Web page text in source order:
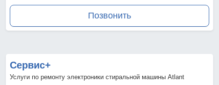
Позвонить
Сервис+
Услуги по ремонту электроники стиральной машины Atlant